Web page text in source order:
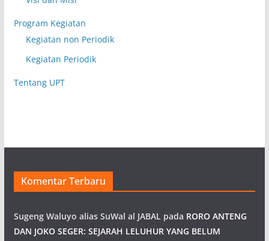
Program Kegiatan
Kegiatan non Periodik
Kegiatan Periodik
Tentang UPT
Komentar Terbaru
Sugeng Waluyo alias SuWal al JABAL pada RORO ANTENG
DAN JOKO SEGER: SEJARAH LELUHUR YANG BELUM